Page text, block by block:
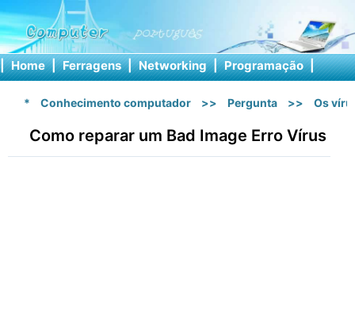
| Home | Ferragens | Networking | Programação |
* Conhecimento computador >> Pergunta >> Os
Como reparar um Bad Image Erro Vírus